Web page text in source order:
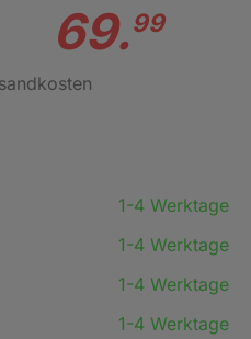
69.99
1-4 Werktage
1-4 Werktage
1-4 Werktage
1-4 Werktage